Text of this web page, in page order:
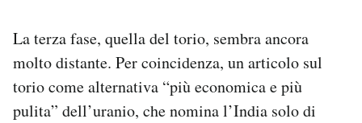
La terza fase, quella del torio, sembra ancora
molto distante. Per coincidenza, un articolo sul
torio come alternativa “più economica e più
pulita” dell’uranio, che nomina l’India solo di